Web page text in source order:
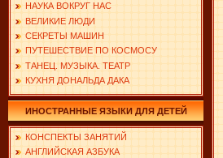
НАУКА ВОКРУГ НАС
ВЕЛИКИЕ ЛЮДИ
СЕКРЕТЫ МАШИН
ПУТЕШЕСТВИЕ ПО КОСМОСУ
ТАНЕЦ. МУЗЫКА. ТЕАТР
КУХНЯ ДОНАЛЬДА ДАКА
ИНОСТРАННЫЕ ЯЗЫКИ ДЛЯ ДЕТЕЙ
КОНСПЕКТЫ ЗАНЯТИЙ
АНГЛИЙСКАЯ АЗБУКА